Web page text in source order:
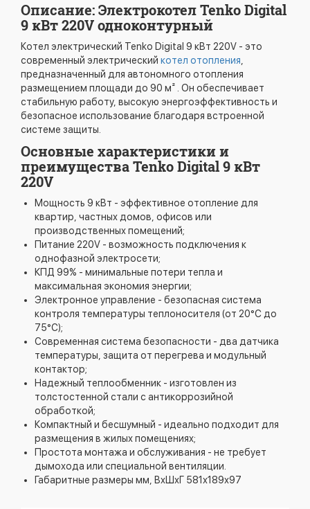
Описание: Электрокотел Tenko Digital
9 кВт 220V одноконтурный
Котел электрический Tenko Digital 9 кВт 220V - это
современный электрический котел отопления
предназначенный для автономного отопления
размещением площади до 90 м² . Он обеспечивает
стабильную работу, высокую энергоэффективность и
безопасное использование благодаря встроенной
системе защиты.
Основные характеристики и
преимущества Tenko Digital 9 кВт
220V
Мощность 9 кВт - эффективное отопление для
квартир, частных домов, офисов или
производственных помещений;
Питание 220V - возможность подключения к
однофазной электросети;
КПД 99% - минимальные потери тепла и
максимальная экономия энергии;
Электронное управление - безопасная система
контроля температуры теплоносителя (от 20°C до
75°C);
Современная система безопасности - два датчика
температуры, защита от перегрева и модульный
контактор;
Надежный теплообменник - изготовлен из
толстостенной стали с антикоррозийной
обработкой;
Компактный и бесшумный - идеально подходит для
размещения в жилых помещениях;
Простота монтажа и обслуживания - не требует
дымохода или специальной вентиляции.
Габаритные размеры мм, ВхШхГ 581х189х97